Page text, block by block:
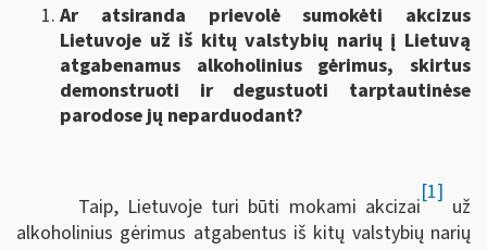
Ar atsiranda prievolė sumokėti akcizus
Lietuvoje už iš kitų valstybių narių į Lietuvą
atgabenamus alkoholinius gėrimus, skirtus
demonstruoti ir degustuoti tarptautinėse
parodose jų neparduodant?
Taip, Lietuvoje turi būti mokami akcizai
[1]
už
alkoholinius gėrimus atgabentus iš kitų valstybių narių